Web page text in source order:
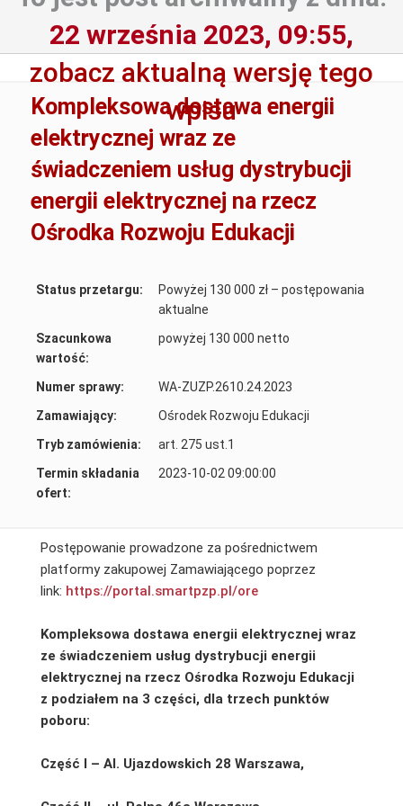
22 września 2023, 09:55,
zobacz aktualną wersję tego
wpisu
Kompleksowa dostawa energii
elektrycznej wraz ze
świadczeniem usług dystrybucji
energii elektrycznej na rzecz
Ośrodka Rozwoju Edukacji
Status przetargu:
Powyżej 130 000 zł – postępowania
aktualne
Szacunkowa
wartość:
powyżej 130 000 netto
Numer sprawy:
WA-ZUZP.2610.24.2023
Zamawiający:
Ośrodek Rozwoju Edukacji
Tryb zamówienia:
art. 275 ust.1
Termin składania
ofert:
2023-10-02 09:00:00
Postępowanie prowadzone za pośrednictwem
platformy zakupowej Zamawiającego poprzez
link: https://portal.smartpzp.pl/ore
Kompleksowa dostawa energii elektrycznej wraz
ze świadczeniem usług dystrybucji energii
elektrycznej na rzecz Ośrodka Rozwoju Edukacji
z podziałem na 3 części, dla trzech punktów
poboru:
Część I – Al. Ujazdowskich 28 Warszawa,